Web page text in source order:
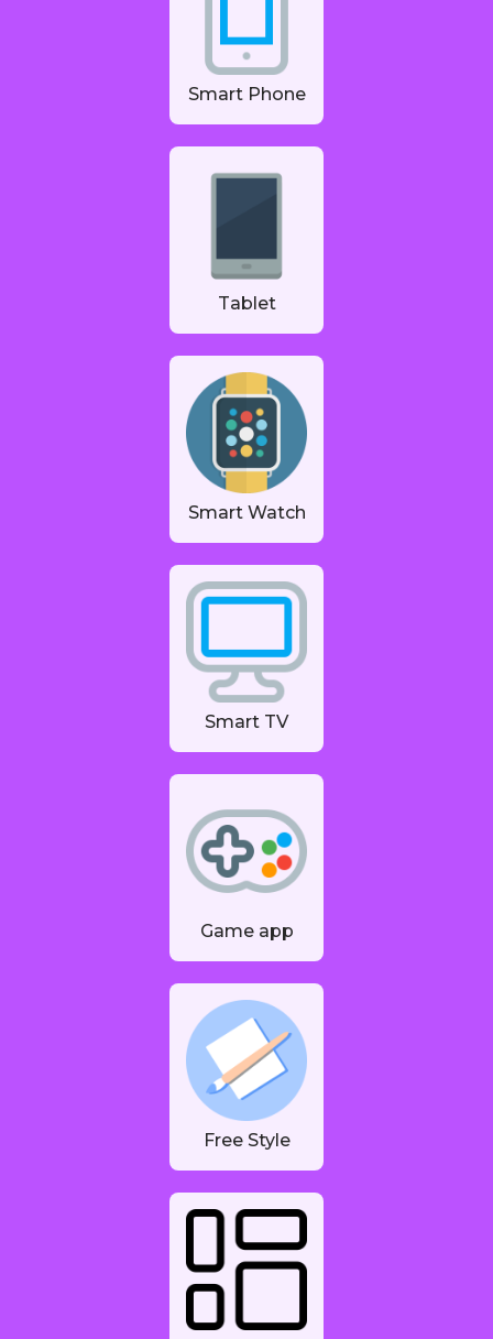
Smart Phone
Tablet
Smart Watch
Smart TV
Game app
Free Style